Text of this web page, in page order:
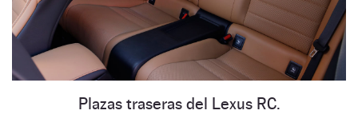
Plazas traseras del Lexus RC.